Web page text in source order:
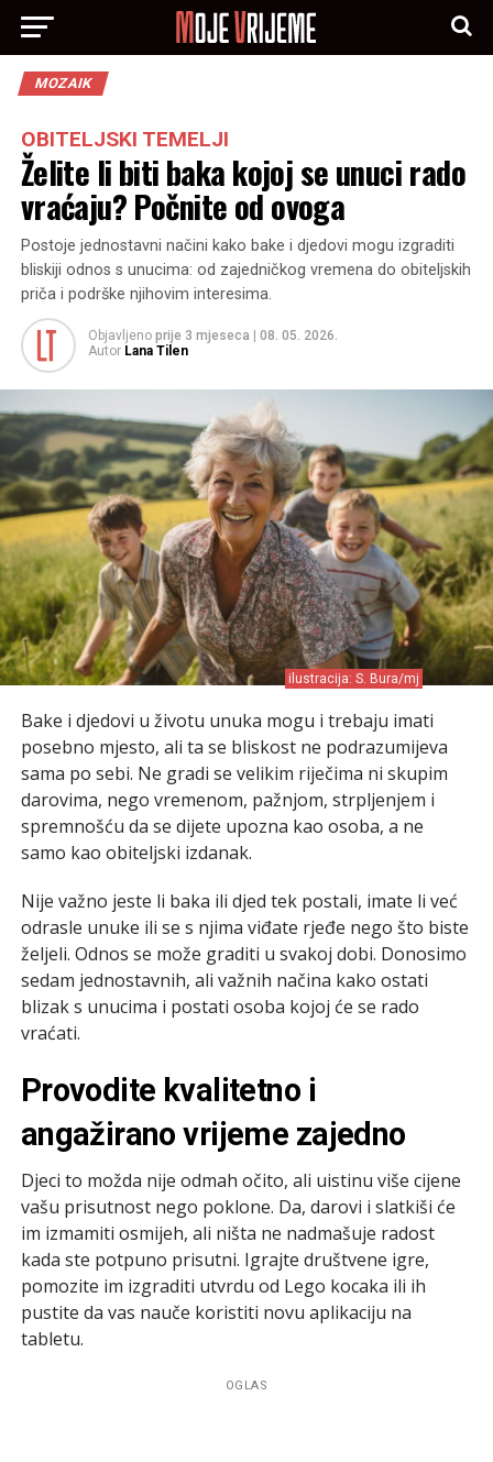
MOZAIK
OBITELJSKI TEMELJI
Želite li biti baka kojoj se unuci rado
vraćaju? Počnite od ovoga
Postoje jednostavni načini kako bake i djedovi mogu izgraditi
bliskiji odnos s unucima: od zajedničkog vremena do obiteljskih
priča i podrške njihovim interesima.
Objavljeno prije 3 mjeseca
08. 05. 2026.
Autor Lana Tilen
ilustracija: S. Bura/mj
Bake i djedovi u životu unuka mogu i trebaju imati
posebno mjesto, ali ta se bliskost ne podrazumijeva
sama po sebi. Ne gradi se velikim riječima ni skupim
darovima, nego vremenom, pažnjom, strpljenjem i
spremnošću da se dijete upozna kao osoba, a ne
samo kao obiteljski izdanak.
Nije važno jeste li baka ili djed tek postali, imate li već
odrasle unuke ili se s njima viđate rjeđe nego što biste
željeli. Odnos se može graditi u svakoj dobi. Donosimo
sedam jednostavnih, ali važnih načina kako ostati
blizak s unucima i postati osoba kojoj će se rado
vraćati.
Provodite kvalitetno i
angažirano vrijeme zajedno
Djeci to možda nije odmah očito, ali uistinu više cijene
vašu prisutnost nego poklone. Da, darovi i slatkiši će
im izmamiti osmijeh, ali ništa ne nadmašuje radost
kada ste potpuno prisutni. Igrajte društvene igre,
pomozite im izgraditi utvrdu od Lego kocaka ili ih
pustite da vas nauče koristiti novu aplikaciju na
tabletu.
OGLAS